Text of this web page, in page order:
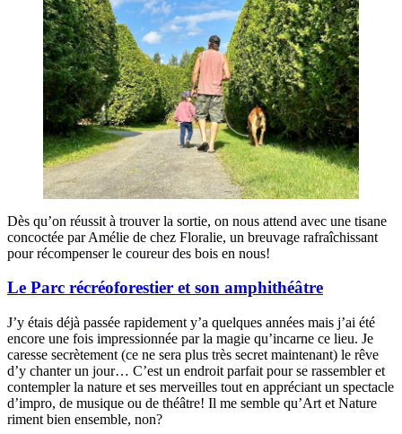
Dès qu’on réussit à trouver la sortie, on nous attend avec une tisane
concoctée par Amélie de chez Floralie, un breuvage rafraîchissant
pour récompenser le coureur des bois en nous!
Le Parc récréoforestier et son amphithéâtre
J’y étais déjà passée rapidement y’a quelques années mais j’ai été
encore une fois impressionnée par la magie qu’incarne ce lieu. Je
caresse secrètement (ce ne sera plus très secret maintenant) le rêve
d’y chanter un jour… C’est un endroit parfait pour se rassembler et
contempler la nature et ses merveilles tout en appréciant un spectacle
d’impro, de musique ou de théâtre! Il me semble qu’Art et Nature
riment bien ensemble, non?